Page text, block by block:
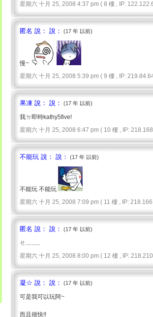
星期六 十月 25, 2008 4:37 pm ( 8 樓 , IP:
匿名 說： 說： (17 年 以前)
慢~
星期六 十月 25, 2008 5:39 pm ( 9 樓 , IP:
果凍 說： 說： (17 年 以前)
我ㄉ即時kathy5five!
星期六 十月 25, 2008 6:47 pm ( 10 樓 , IP:
不能玩 說： 說： (17 年 以前)
不能玩 不能玩
星期六 十月 25, 2008 7:09 pm ( 11 樓 , IP:
匿名 說： 說： (17 年 以前)
ㄝ..........
星期六 十月 25, 2008 8:00 pm ( 12 樓 , IP:
凝☆ 說： 說： (17 年 以前)
可是我可以玩阿~
而且很快!!